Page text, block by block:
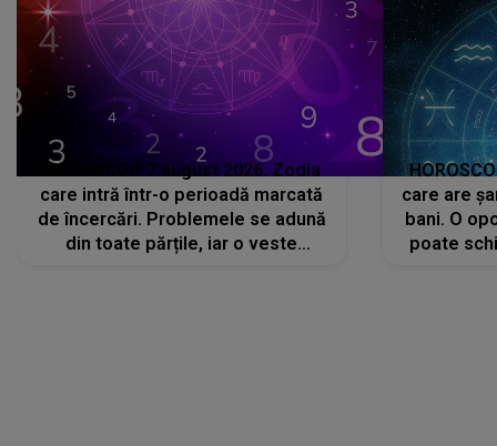
HOROSCOP 7 august 2026. Zodia
care intră într-o perioadă marcată
de încercări. Problemele se adună
din toate părțile, iar o veste
care are
bani. O
poate